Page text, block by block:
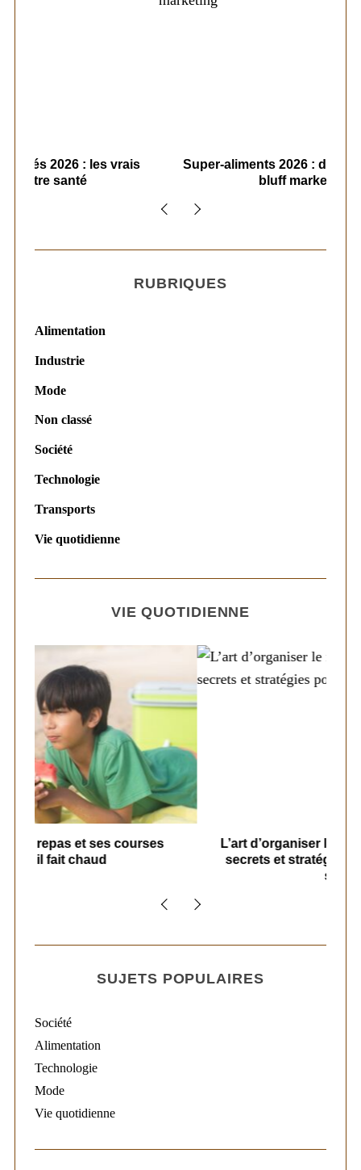
Super-aliments 2026 : démêler le vrai du
RUBRIQUES
Alimentation
Industrie
Mode
Non classé
Société
Technologie
Transports
Vie quotidienne
VIE QUOTIDIENNE
L’art d’organiser le ménage à la maison :
secrets et stratégies pour un quotidien
SUJETS POPULAIRES
Société
Alimentation
Technologie
Mode
Vie quotidienne